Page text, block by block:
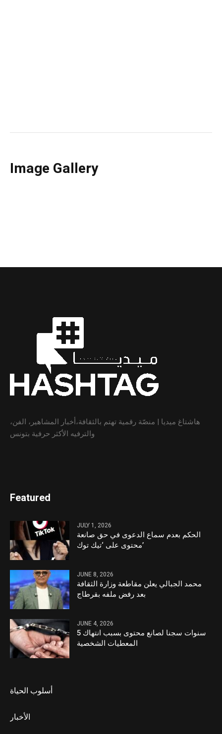
Image Gallery
هاشتاغ ميديا | منصّة رقمية تهتم بالثقافة،أخبار المشاهير، الفن،
والترفيه الأكثر حرفية بتونس
Featured
JULY 1, 2026
الحكم بعدم سماع الدعوى في حق صانعة
محتوى على ‘تيك توك’
JUNE 8, 2026
محمد الجبالي يعلن مقاطعة وزارة الثقافة
بعد رفض ملفه بقرطاج
JUNE 4, 2026
5 سنوات سجنا لصانع محتوى بسبب انتهاك
المعطيات الشخصية
أسلوب الحياة
الأخبار